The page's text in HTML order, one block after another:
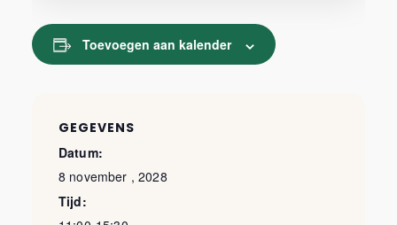
Toevoegen aan kalender
GEGEVENS
Datum:
8 november , 2028
Tijd: